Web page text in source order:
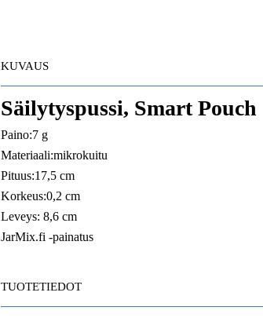
KUVAUS
Säilytyspussi, Smart Pouch
Paino:7 g
Materiaali:mikrokuitu
Pituus:17,5 cm
Korkeus:0,2 cm
Leveys: 8,6 cm
JarMix.fi -painatus
TUOTETIEDOT